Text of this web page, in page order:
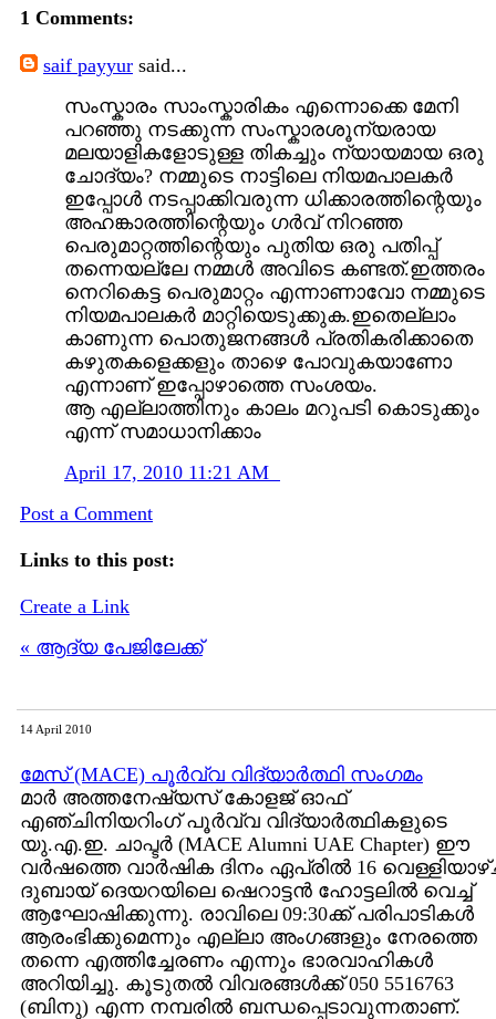
1 Comments:
saif payyur said...
സംസ്കാരം സാംസ്കാരികം എന്നൊക്കെ മേനി
പറഞ്ഞു നടക്കുന്ന സംസ്കാരശൂന്യരായ
മലയാളികളോടുള്ള തികച്ചും ന്യായമായ ഒരു
ചോദ്യം? നമ്മുടെ നാട്ടിലെ നിയമപാലകര്‍
ഇപ്പോള്‍ നടപ്പാക്കിവരുന്ന ധിക്കാരത്തിന്റെയും
അഹങ്കാരത്തിന്റെയും ഗര്‍വ് നിറഞ്ഞ
പെരുമാറ്റത്തിന്റെയും പുതിയ ഒരു പതിപ്പ്
തന്നെയല്ലേ നമ്മള്‍ അവിടെ കണ്ടത്.ഇത്തരം
നെറികെട്ട പെരുമാറ്റം എന്നാണാവോ നമ്മുടെ
നിയമപാലകര്‍ മാറ്റിയെടുക്കുക.ഇതെല്ലാം
കാണുന്ന പൊതുജനങ്ങള്‍ പ്രതികരിക്കാതെ
കഴുതകളെക്കളും താഴെ പോവുകയാണോ
എന്നാണ് ഇപ്പോഴാത്തെ സംശയം.
ആ എല്ലാത്തിനും കാലം മറുപടി കൊടുക്കും
എന്ന് സമാധാനിക്കാം
April 17, 2010 11:21 AM
Post a Comment
Links to this post:
Create a Link
« ആദ്യ പേജിലേക്ക്
14 April 2010
മേസ് (MACE) പൂര്‍വ്വ വിദ്യാര്‍ത്ഥി സംഗമം
മാര്‍ അത്തനേഷ്യസ് കോളജ്‌ ഓഫ്
എഞ്ചിനിയറിംഗ് പൂര്‍വ്വ വിദ്യാര്‍ത്ഥികളുടെ
യു.എ.ഇ. ചാപ്ടര്‍ (MACE Alumni UAE Chapter) ഈ
വര്‍ഷത്തെ വാര്‍ഷിക ദിനം ഏപ്രില്‍ 16
ദുബായ്‌ ദെയറയിലെ ഷെറാട്ടന്‍ ഹോട്ടലില്‍ വെച്ച്
ആഘോഷിക്കുന്നു. രാവിലെ 09:30ക്ക് പരിപാടികള്‍
ആരംഭിക്കുമെന്നും എല്ലാ അംഗങ്ങളും നേരത്തെ
തന്നെ എത്തിച്ചേരണം എന്നും ഭാരവാഹികള്‍
അറിയിച്ചു. കൂടുതല്‍ വിവരങ്ങള്‍ക്ക് 050 5516763
(ബിനു) എന്ന നമ്പരില്‍ ബന്ധപ്പെടാവുന്നതാണ്.